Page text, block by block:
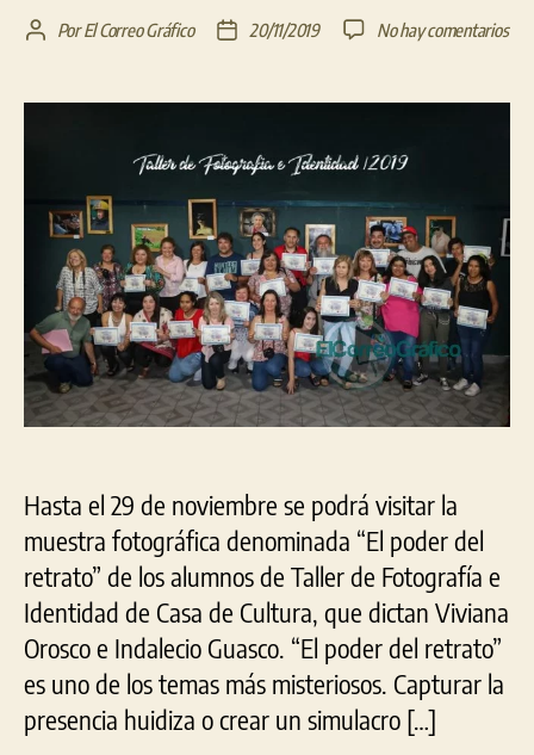
Autor
entrada
PorEl Correo Gráfico
Fecha
entrada
20/11/2019 No hay comentariosen
Hasta el 29 de noviembre se podrá visitar la
muestra fotográfica denominada “El poder del
retrato” de los alumnos de Taller de Fotografía e
Identidad de Casa de Cultura, que dictan Viviana
Orosco e Indalecio Guasco. “El poder del retrato”
es uno de los temas más misteriosos. Capturar la
presencia huidiza o crear un simulacro […]